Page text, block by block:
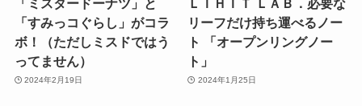
「ミスタードーナツ」と
「すみっコぐらし」がコラ
ボ！（ただしミスドではう
ってません）
2024年2月19日
ＬＩＨＩＴ ＬＡＢ．必要な
リーフだけ持ち運べるノー
ト 「オープンリングノー
ト」
2024年1月25日